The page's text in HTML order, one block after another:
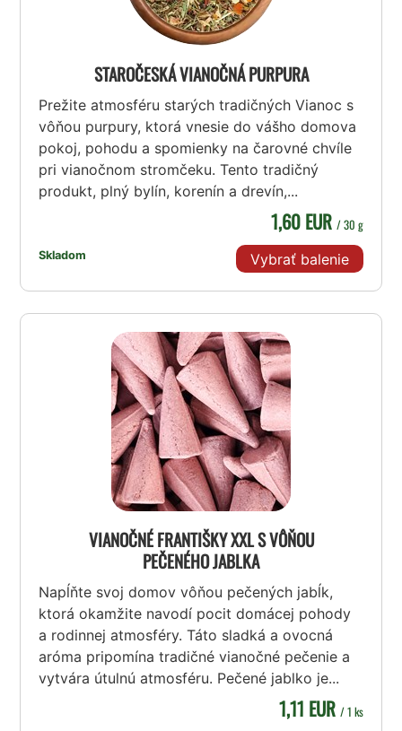
STAROČESKÁ VIANOČNÁ PURPURA
Prežite atmosféru starých tradičných Vianoc s
vôňou purpury, ktorá vnesie do vášho domova
pokoj, pohodu a spomienky na čarovné chvíle
pri vianočnom stromčeku. Tento tradičný
produkt, plný bylín, korenín a drevín,...
Skladom
1,60 EUR / 30 g
Vybrať balenie
VIANOČNÉ FRANTIŠKY XXL S VÔŇOU
PEČENÉHO JABLKA
Napĺňte svoj domov vôňou pečených jabĺk,
ktorá okamžite navodí pocit domácej pohody
a rodinnej atmosféry. Táto sladká a ovocná
aróma pripomína tradičné vianočné pečenie a
vytvára útulnú atmosféru. Pečené jablko je...
1,11 EUR / 1 ks